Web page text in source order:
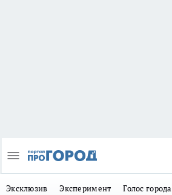
Эксклюзив Эксперимент Голос города